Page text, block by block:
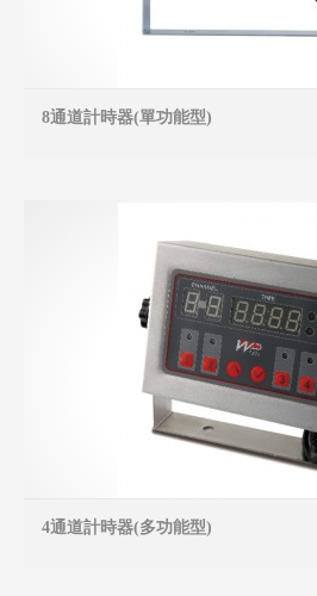
8通道計時器(單功能型)
4通道計時器(多功能型)